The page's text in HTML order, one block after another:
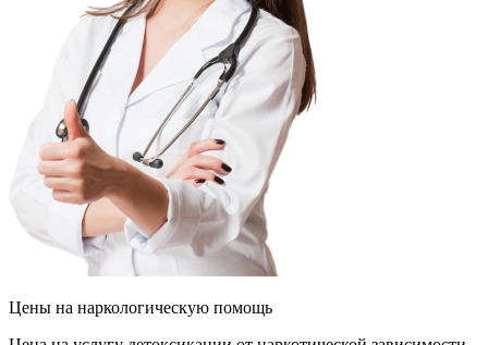
Цены на наркологическую помощь